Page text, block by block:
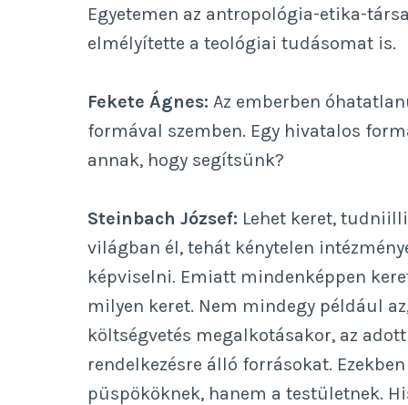
Egyetemen az antropológia-etika-
elmélyítette a teológiai tudásomat is.
Fekete Ágnes: Az emberben
formával szemben. Egy hivatalos
annak, hogy segítsünk?
Steinbach József: Lehet keret,
világban él, tehát kénytelen
képviselni. Emiatt mindenképpen
milyen keret. Nem mindegy például
költségvetés megalkotásakor, az
rendelkezésre álló forrásokat.
püspököknek, hanem a testületnek.